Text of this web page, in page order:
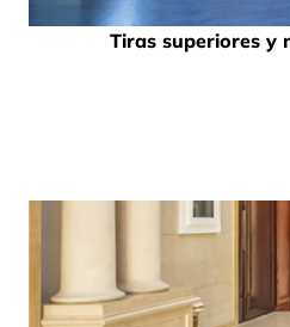
Tiras superiores y